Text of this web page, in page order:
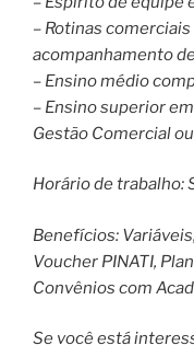
– Rotinas
acompanhamento
– Ensino médio
– Ensino superior
Gestão Comercial
Horário de trabalho:
Benefícios:
Voucher PINATI,
Convênios com
Se você está